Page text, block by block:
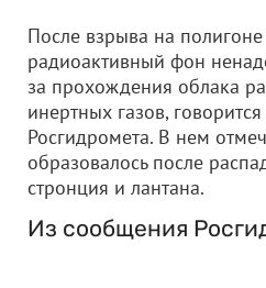
После взрыва на
радиоактивный фон
за прохождения облака
инертных газов,
Росгидромета. В нем
образовалось после
стронция и лантана.
Из сообщения